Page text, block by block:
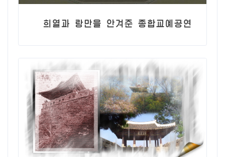
희열과 랑만을 안겨준 종합교예공연